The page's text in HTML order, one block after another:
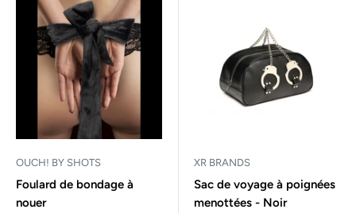
OUCH! BY SHOTS
Foulard de bondage à
nouer
XR BRANDS
Sac de voyage à poignées
menottées - Noir